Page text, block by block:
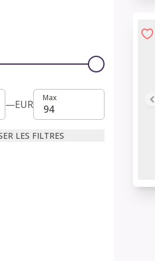
—EUR
Max
Max
LES FILTRES
1